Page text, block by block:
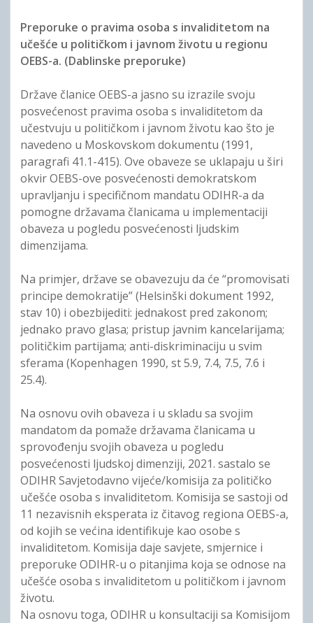
Preporuke o pravima osoba s invaliditetom na
učešće u političkom i javnom životu u regionu
OEBS-a. (Dablinske preporuke)
Države članice OEBS-a jasno su izrazile svoju
posvećenost pravima osoba s invaliditetom da
učestvuju u političkom i javnom životu kao što je
navedeno u Moskovskom dokumentu (1991,
paragrafi 41.1-415). Ove obaveze se uklapaju u širi
okvir OEBS-ove posvećenosti demokratskom
upravljanju i specifičnom mandatu ODIHR-a da
pomogne državama članicama u implementaciji
obaveza u pogledu posvećenosti ljudskim
dimenzijama.
Na primjer, države se obavezuju da će “promovisati
principe demokratije” (Helsinški dokument 1992,
stav 10) i obezbijediti: jednakost pred zakonom;
jednako pravo glasa; pristup javnim kancelarijama;
političkim partijama; anti-diskriminaciju u svim
sferama (Kopenhagen 1990, st 5.9, 7.4, 7.5, 7.6 i
25.4).
Na osnovu ovih obaveza i u skladu sa svojim
mandatom da pomaže državama članicama u
sprovođenju svojih obaveza u pogledu
posvećenosti ljudskoj dimenziji, 2021. sastalo se
ODIHR Savjetodavno vijeće/komisija za političko
učešće osoba s invaliditetom. Komisija se sastoji od
11 nezavisnih eksperata iz čitavog regiona OEBS-a,
od kojih se većina identifikuje kao osobe s
invaliditetom. Komisija daje savjete, smjernice i
preporuke ODIHR-u o pitanjima koja se odnose na
učešće osoba s invaliditetom u političkom i javnom
životu.
Na osnovu toga, ODIHR u konsultaciji sa Komisijom